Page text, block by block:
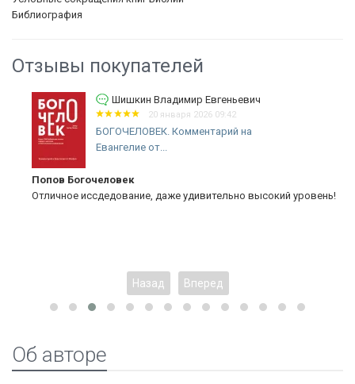
Библиография
Отзывы покупателей
Шишкин Владимир Евгеньевич
20 января 2026 09:42
БОГОЧЕЛОВЕК. Комментарий на
Евангелие от...
Попов Богочеловек
Отличное иссдедование, даже удивительно высокий уровень!
Назад Вперед
Об авторе